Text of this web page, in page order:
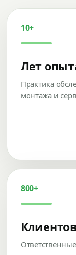
10+
Лет
Практика
монтажа и
800+
Клиентов